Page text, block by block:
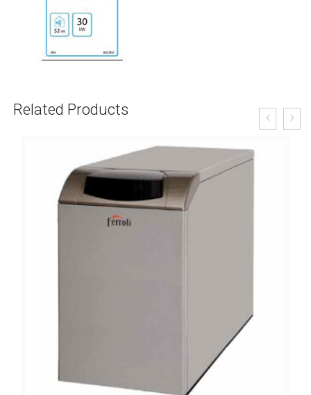
Related Products